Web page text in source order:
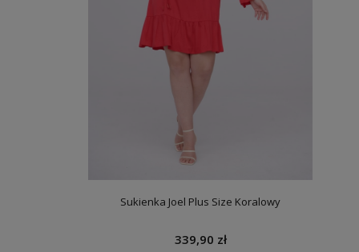
Sukienka Joel Plus Size Koralowy
339,90 zł